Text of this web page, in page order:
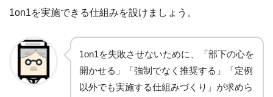
1on1を実施できる仕組みを設けましょう。
1on1を失敗させないために、「部下の心を
開かせる」「強制でなく推奨する」「定例
以外でも実施する仕組みづくり」が求めら